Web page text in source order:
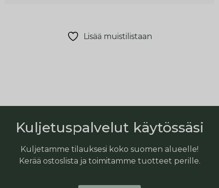
Lisää muistilistaan
Kuljetuspalvelut käytössäsi
Kuljetamme tilauksesi koko suomen alueelle!
Kerää ostoslista ja toimitamme tuotteet perille.